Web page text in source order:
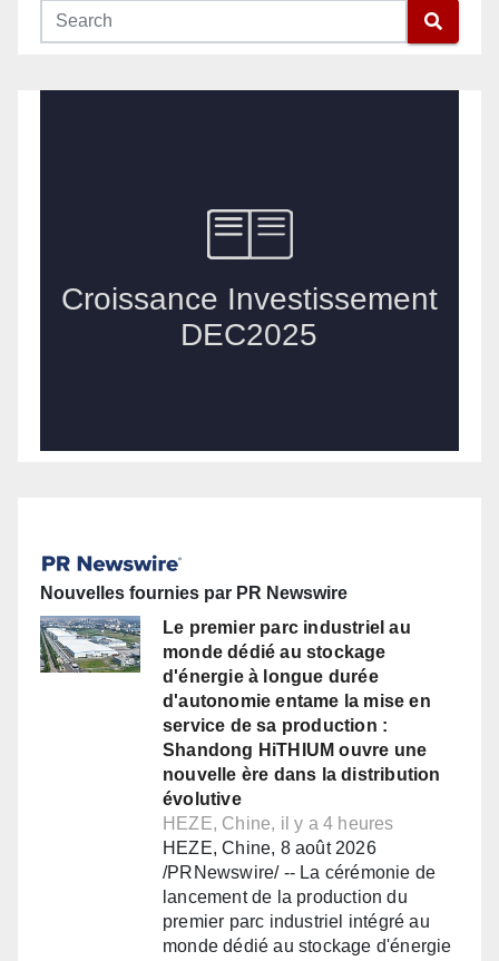
Nouvelles fournies par PR Newswire
Le premier parc industriel au
monde dédié au stockage
d'énergie à longue durée
d'autonomie entame la mise en
service de sa production :
Shandong HiTHIUM ouvre une
nouvelle ère dans la distribution
évolutive
HEZE, Chine, il y a 4 heures
HEZE, Chine, 8 août 2026
/PRNewswire/ -- La cérémonie de
lancement de la production du
premier parc industriel intégré au
monde dédié au stockage d'énergie